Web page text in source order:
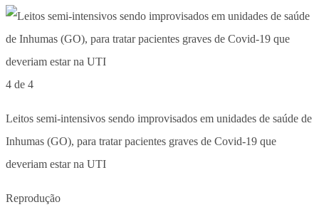
4 de 4
Leitos semi-intensivos sendo improvisados em unidades de saúde de
Inhumas (GO), para tratar pacientes graves de Covid-19 que
deveriam estar na UTI
Reprodução